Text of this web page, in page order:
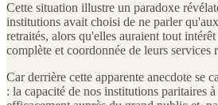
Cette situation illustre un paradoxe
institutions avait choisi de ne parler
retraités, alors qu'elles auraient tout
complète et coordonnée de leurs services
Car derrière cette apparente anecdote se
: la capacité de nos institutions paritaires